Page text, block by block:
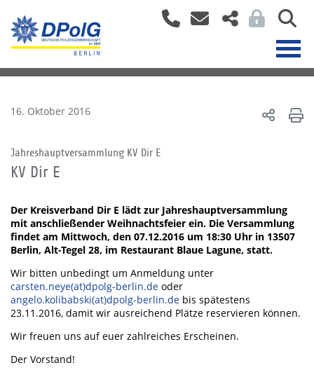
16. Oktober 2016
Jahreshauptversammlung KV Dir E
KV Dir E
Der Kreisverband Dir E lädt zur Jahreshauptversammlung
mit anschließender Weihnachtsfeier ein. Die Versammlung
findet am Mittwoch, den 07.12.2016 um 18:30 Uhr in 13507
Berlin, Alt-Tegel 28, im Restaurant Blaue Lagune, statt.
Wir bitten unbedingt um Anmeldung unter
carsten.neye(at)dpolg-berlin.de oder
angelo.kolibabski(at)dpolg-berlin.de bis spätestens
23.11.2016, damit wir ausreichend Plätze reservieren können.
Wir freuen uns auf euer zahlreiches Erscheinen.
Der Vorstand!